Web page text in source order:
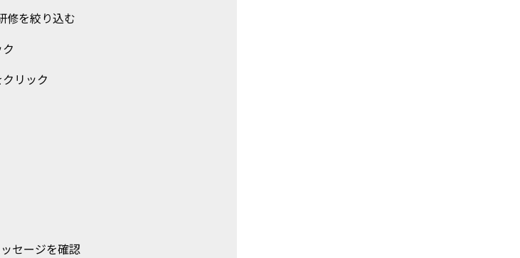
修を絞り込む
リック
セージを確認